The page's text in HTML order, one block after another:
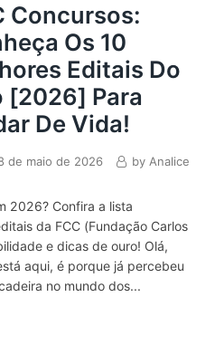
Concursos:
Os 10
Editais Do
[2026] Para
De Vida!
de maio de 2026 by Analice
2026? Confira a lista
da FCC (Fundação Carlos
e dicas de ouro! Olá,
aqui, é porque já percebeu
no mundo dos...